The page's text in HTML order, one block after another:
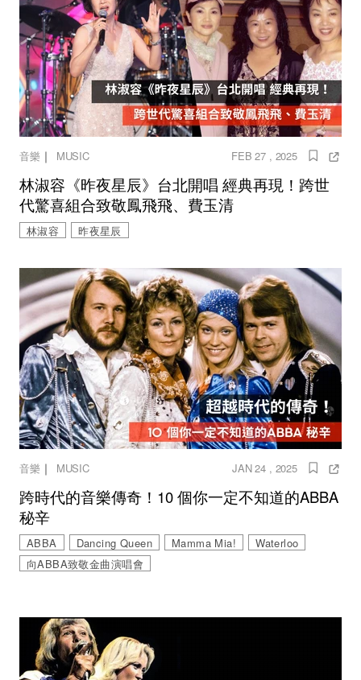
音樂 ｜ MUSIC FEB 27 , 2025
林淑容《昨夜星辰》台北開唱 經典再現！跨世
代驚喜組合致敬鳳飛飛、費玉清
林淑容 昨夜星辰
音樂 ｜ MUSIC JAN 24 , 2025
跨時代的音樂傳奇！10 個你一定不知道的ABBA
秘辛
ABBA Dancing Queen Mamma Mia!
Waterloo
向ABBA致敬金曲演唱會